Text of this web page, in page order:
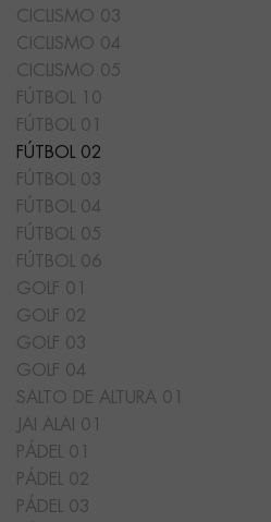
CICLISMO 03
CICLISMO 04
CICLISMO 05
FÚTBOL 10
FÚTBOL 01
FÚTBOL 02
FÚTBOL 03
FÚTBOL 04
FÚTBOL 05
FÚTBOL 06
GOLF 01
GOLF 02
GOLF 03
GOLF 04
SALTO DE ALTURA 01
JAI ALAI 01
PÁDEL 01
PÁDEL 02
PÁDEL 03